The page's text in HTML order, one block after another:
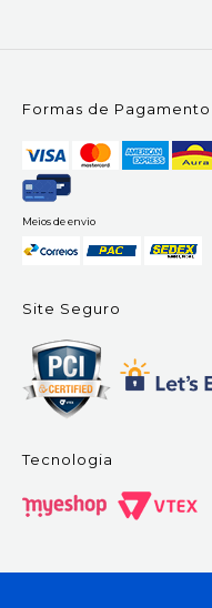
Formas de Pagamento
Meios de envio
Site Seguro
Tecnologia